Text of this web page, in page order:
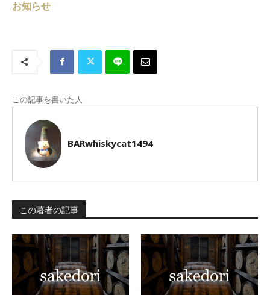
お知らせ
この記事を書いた人
BARwhiskycat1494
この著者の記事